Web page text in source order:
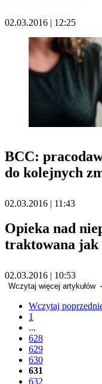
02.03.2016 | 12:25
BCC:
do kolejnych
02.03.2016 | 11:43
Opieka nad
traktowana jak
02.03.2016 | 10:53
Wczytaj więcej artykułów
Wczytaj
1
...
628
629
630
631
632